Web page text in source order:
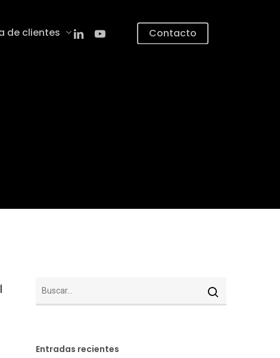
de clientes linkedinyoutube Contacto
Entradas recientes